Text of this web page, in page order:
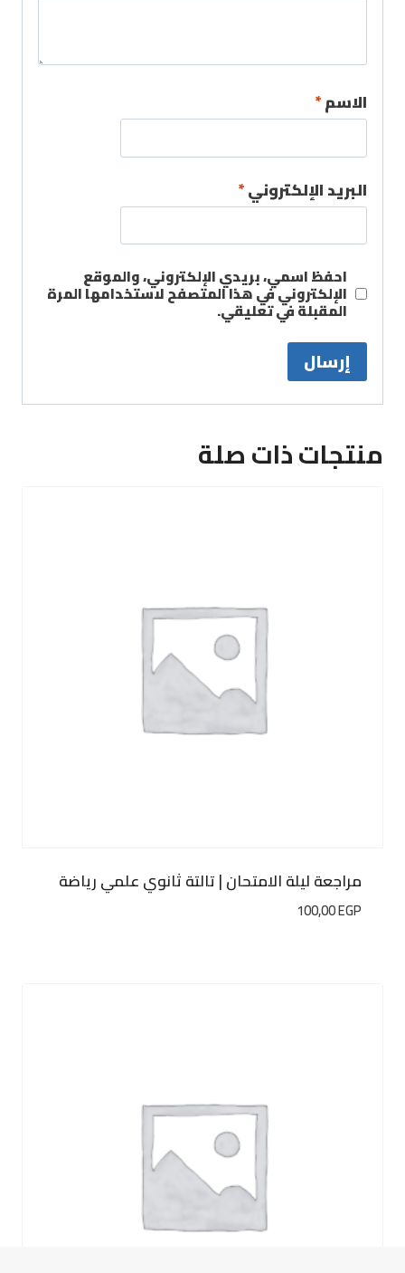
الاسم*
البريد الإلكتروني*
احفظ اسمي، بريدي الإلكتروني، والموقع
الإلكتروني في هذا المتصفح لاستخدامها المرة
المقبلة في تعليقي.
منتجات ذات صلة
مراجعة ليلة الامتحان | تالتة ثانوي علمي رياضة
100,00EGP